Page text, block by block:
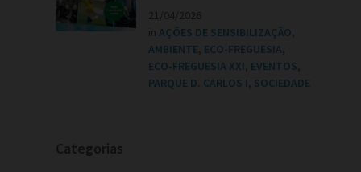
21/04/2026
inAÇÕES DE SENSIBILIZAÇÃO,
AMBIENTE, ECO-FREGUESIA,
ECO-FREGUESIA XXI , EVENTOS,
PARQUE D. CARLOS I , SOCIEDADE
Categorias